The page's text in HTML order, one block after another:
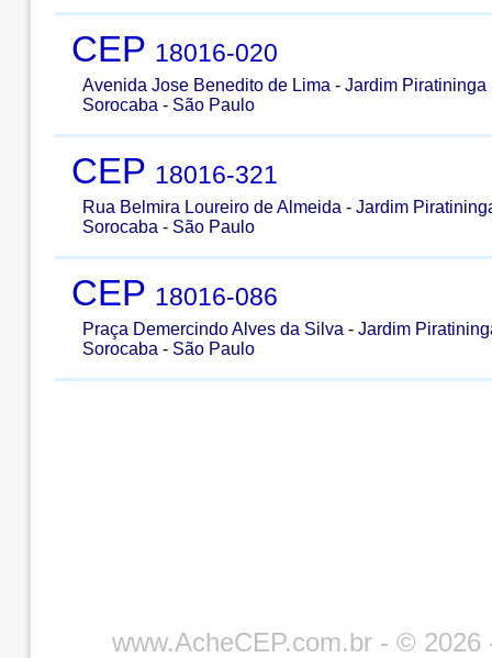
CEP 18016-020
Avenida Jose Benedito de Lima - Jardim Piratininga
Sorocaba - São Paulo
CEP 18016-321
Rua Belmira Loureiro de Almeida - Jardim
Sorocaba - São Paulo
CEP 18016-086
Praça Demercindo Alves da Silva - Jardim
Sorocaba - São Paulo
www.AcheCEP.com.br- © 2026